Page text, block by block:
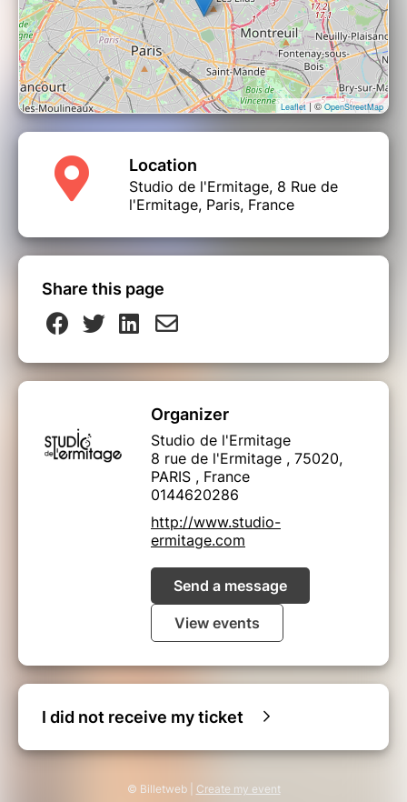
subtile, une puissance émotionnelle forte, puisent
leurs ressources dans l’origine des chants
polyphoniques qu’elles fusionnent aux rythmes
puissants de percussions affûtées et taillées dans
la roche.
Erwan BILLON : Chant
Titouan BILLON : Chant
Delphine GRELLIER : Chant
Olivier GROLLEAU : Chant
Samuel GROLLEAU : Chant
Audrey HOYUELOS : Chant
Jordi CANTAGRILL : Percussions
Leaflet| ©OpenStreetMap
Location
Studio de l'Ermitage, 8 Rue de
l'Ermitage, Paris, France
Share this page
Organizer
Studio de l'Ermitage
8 rue de l'Ermitage , 75020,
PARIS , France
0144620286
http://www.studio-
ermitage.com
Send a message
View events
I did not receive my ticket
© Billetweb | Create my event